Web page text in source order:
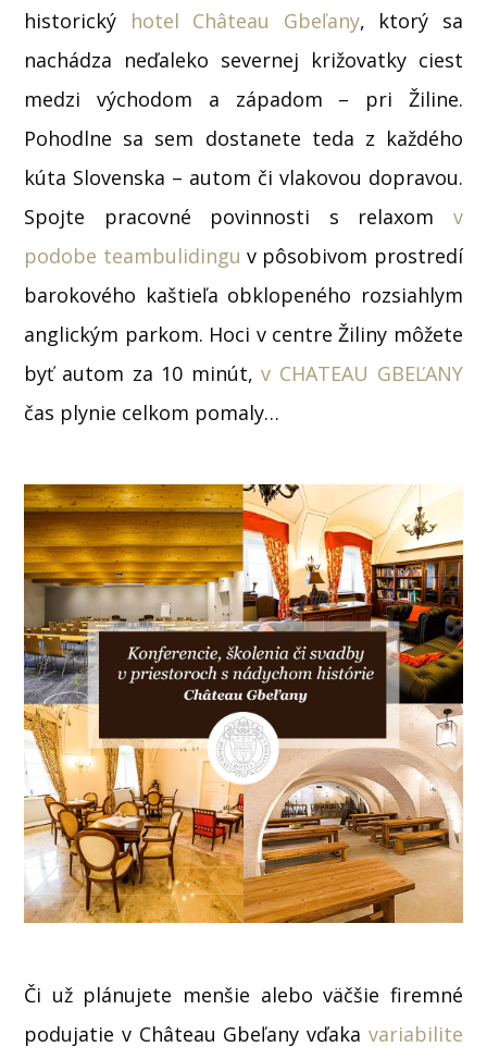
historický hotel Château Gbeľany, ktorý sa
nachádza neďaleko severnej križovatky ciest
medzi východom a západom – pri Žiline.
Pohodlne sa sem dostanete teda z každého
kúta Slovenska – autom či vlakovou dopravou.
Spojte pracovné povinnosti s relaxom v
podobe teambulidingu v pôsobivom prostredí
barokového kaštieľa obklopeného rozsiahlym
anglickým parkom. Hoci v centre Žiliny môžete
byť autom za 10 minút,v CHATEAU GBEĽANY
čas plynie celkom pomaly…
Či už plánujete menšie alebo väčšie firemné
podujatie v Château Gbeľany vďaka variabilite